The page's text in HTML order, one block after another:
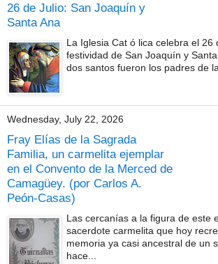
26 de Julio: San Joaquín y
Santa Ana
La Iglesia Cat ó lica celebra el 26
festividad de San Joaquín y
dos santos fueron los padres de la
Wednesday, July 22, 2026
Fray Elías de la Sagrada
Familia, un carmelita ejemplar
en el Convento de la Merced de
Camagüey. (por Carlos A.
Peón-Casas)
Las cercanías a la figura de este
sacerdote carmelita que hoy
memoria ya casi ancestral de un
hace...